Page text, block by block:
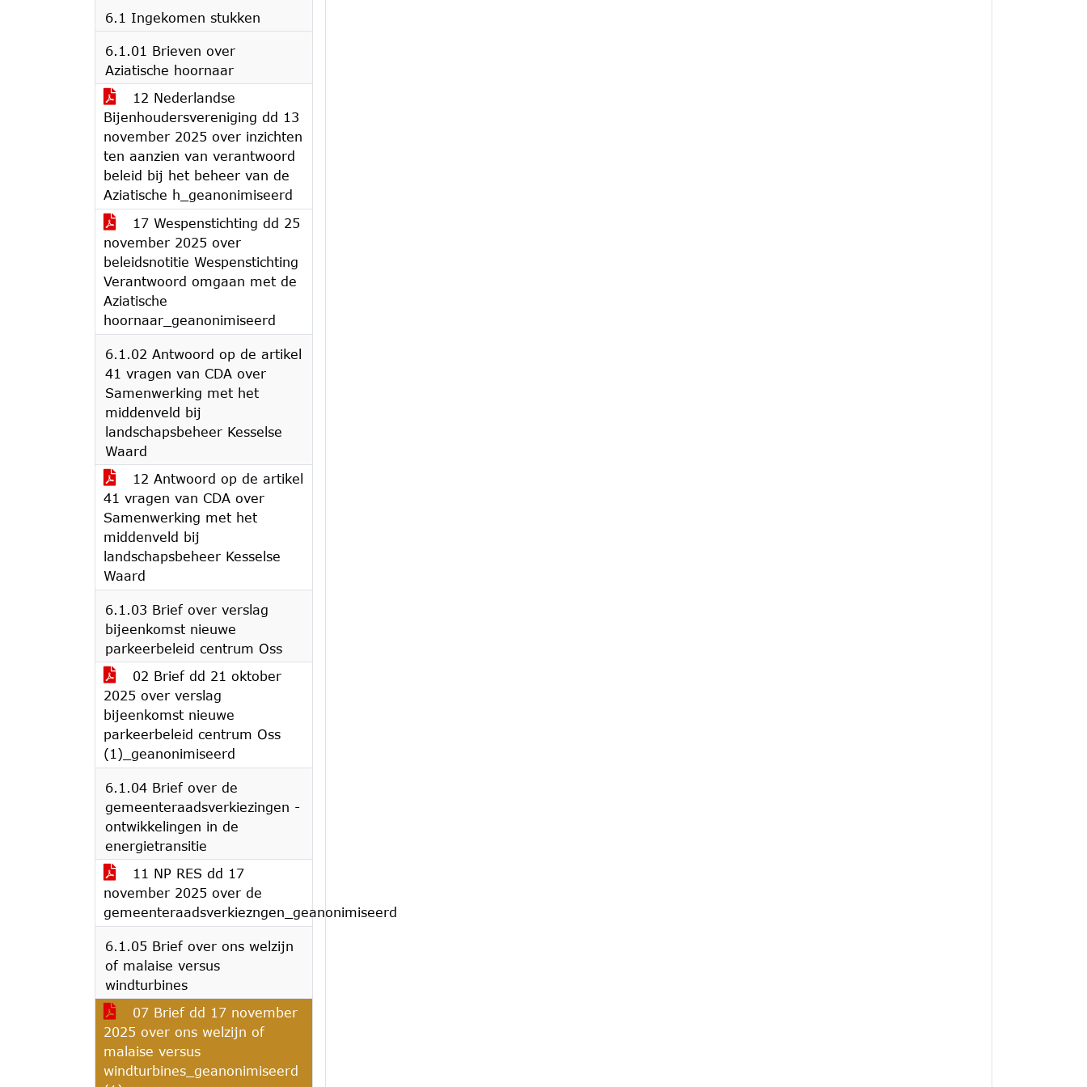
6.1 Ingekomen stukken
6.1.01 Brieven over
Aziatische hoornaar
12 Nederlandse
Bijenhoudersvereniging dd 13
november 2025 over inzichten
ten aanzien van verantwoord
beleid bij het beheer van de
Aziatische h_geanonimiseerd
17 Wespenstichting dd 25
november 2025 over
beleidsnotitie Wespenstichting
Verantwoord omgaan met de
Aziatische
hoornaar_geanonimiseerd
6.1.02 Antwoord op de artikel
41 vragen van CDA over
Samenwerking met het
middenveld bij
landschapsbeheer Kesselse
Waard
12 Antwoord op de artikel
41 vragen van CDA over
Samenwerking met het
middenveld bij
landschapsbeheer Kesselse
Waard
6.1.03 Brief over verslag
bijeenkomst nieuwe
parkeerbeleid centrum Oss
02 Brief dd 21 oktober
2025 over verslag
bijeenkomst nieuwe
parkeerbeleid centrum Oss
(1)_geanonimiseerd
6.1.04 Brief over de
gemeenteraadsverkiezingen -
ontwikkelingen in de
energietransitie
11 NP RES dd 17
november 2025 over de
gemeenteraadsverkiezngen_geanonimiseerd
6.1.05 Brief over ons welzijn
of malaise versus
windturbines
07 Brief dd 17 november
2025 over ons welzijn of
malaise versus
windturbines_geanonimiseerd